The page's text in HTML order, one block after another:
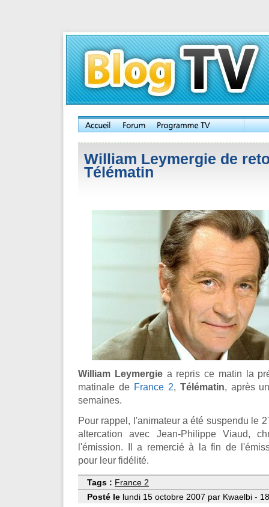
William Leymergie de
Télématin
William Leymergiea repris ce matin la
matinale de France 2, Télématin, après
semaines.
Pour rappel, l'animateur a été suspendu le
altercation avec Jean-Philippe Viaud,
l'émission. Il a remercié à la fin de
pour leur fidélité.
Tags : France 2
Posté le lundi 15 octobre 2007 par Kwaelbi -